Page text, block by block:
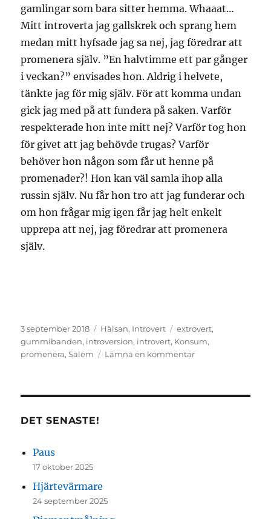
gamlingar som bara sitter hemma. Whaaat…
Mitt introverta jag gallskrek och sprang hem
medan mitt hyfsade jag sa nej, jag föredrar att
promenera själv. ”En halvtimme ett par gånger
i veckan?” envisades hon. Aldrig i helvete,
tänkte jag för mig själv. För att komma undan
gick jag med på att fundera på saken. Varför
respekterade hon inte mitt nej? Varför tog hon
för givet att jag behövde trugas? Varför
behöver hon någon som får ut henne på
promenader?! Hon kan väl samla ihop alla
russin själv. Nu får hon tro att jag funderar och
om hon frågar mig igen får jag helt enkelt
upprepa att nej, jag föredrar att promenera
själv.
Publicerat
den
3 september 2018 Kategorier
Hälsan, Introvert Etiketter
extrovert,
gummibanden, introversion, introvert, Konsum,
promenera,Salem Lämna en kommentartill
DET SENASTE!
Paus
17 oktober 2025
Hjärtevärmare
24 september 2025